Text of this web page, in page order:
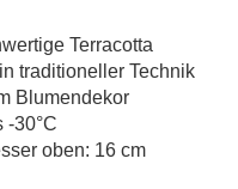
Terracotta
traditioneller Technik
Blumendekor
-30°C
oben: 16 cm